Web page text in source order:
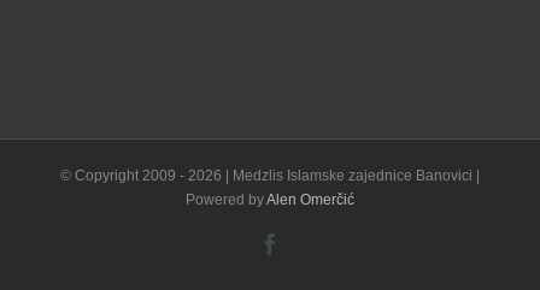
© Copyright 2009 - 2026 | Medzlis Islamske zajednice Banovici |
Powered byAlen Omerčić